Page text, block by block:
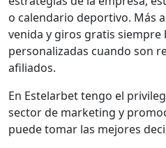
o cal­en­dario deporti­vo. Más
veni­da y giros gratis siem­pre
per­son­al­izadas cuan­do son
afil­i­a­dos.
En Este­lar­bet ten­go el
sec­tor de mar­ket­ing y
puede tomar las mejores